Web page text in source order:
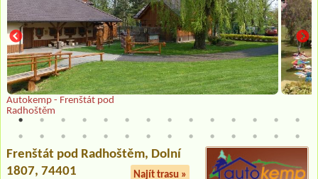
Autokemp - Frenštát pod
Radhoštěm
Frenštát pod Radhoštěm, Dolní
1807, 74401
Najít trasu »